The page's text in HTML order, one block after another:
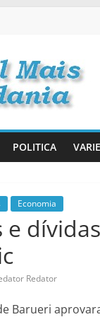
POLITICA
Economia
Redator
Barueri